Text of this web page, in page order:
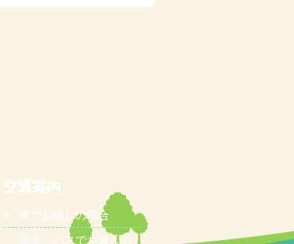
交通案内
車でお越しの場合
電車・バスでお越しの